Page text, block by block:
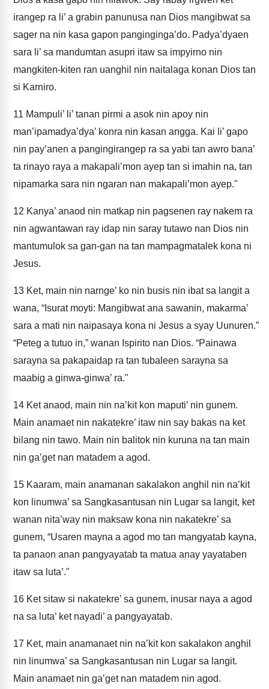
irangep ra li’ a grabin panunusa nan Dios mangibwat sa
sager na nin kasa gapon panginginga’do. Padya’dyaen
sara li’ sa mandumtan asupri itaw sa impyirno nin
mangkiten-kiten ran uanghil nin naitalaga konan Dios tan
si Karniro.
11 Mampuli’ li’ tanan pirmi a asok nin apoy nin
man’ipamadya’dya’ konra nin kasan angga. Kai li’ gapo
nin pay’anen a pangingirangep ra sa yabi tan awro bana’
ta rinayo raya a makapali’mon ayep tan si imahin na, tan
nipamarka sara nin ngaran nan makapali’mon ayep."
12 Kanya’ anaod nin matkap nin pagsenen ray nakem ra
nin agwantawan ray idap nin saray tutawo nan Dios nin
mantumulok sa gan-gan na tan mampagmatalek kona ni
Jesus.
13 Ket, main nin narnge’ ko nin busis nin ibat sa langit a
wana, “Isurat moyti: Mangibwat ana sawanin, makarma’
sara a mati nin naipasaya kona ni Jesus a syay Uunuren.”
“Peteg a tutuo in,” wanan Ispirito nan Dios. “Painawa
sarayna sa pakapaidap ra tan tubaleen sarayna sa
maabig a ginwa-ginwa’ ra."
14 Ket anaod, main nin na’kit kon maputi’ nin gunem.
Main anamaet nin nakatekre’ itaw nin say bakas na ket
bilang nin tawo. Main nin balitok nin kuruna na tan main
nin ga’get nan matadem a agod.
15 Kaaram, main anamanan sakalakon anghil nin na’kit
kon linumwa’ sa Sangkasantusan nin Lugar sa langit, ket
wanan nita’way nin maksaw kona nin nakatekre’ sa
gunem, “Usaren mayna a agod mo tan mangyatab kayna,
ta panaon anan pangyayatab ta matua anay yayataben
itaw sa luta’."
16 Ket sitaw si nakatekre’ sa gunem, inusar naya a agod
na sa luta’ ket nayadi’ a pangyayatab.
17 Ket, main anamanaet nin na’kit kon sakalakon anghil
nin linumwa’ sa Sangkasantusan nin Lugar sa langit.
Main anamaet nin ga’get nan matadem nin agod.